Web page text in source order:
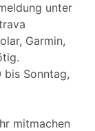
unter
Garmin,
bis Sonntag,
mitmachen